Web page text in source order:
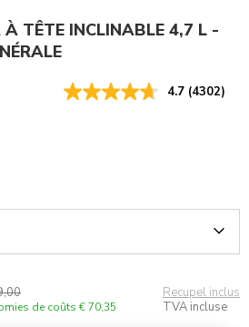
TÊTE INCLINABLE 4,7 L -
4.7 (4302)
de coûts € 70,35
Recupel inclus
TVA incluse